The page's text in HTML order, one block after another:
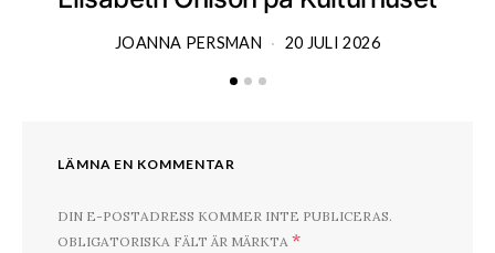
JOANNA PERSMAN 20 JULI 2026
LÄMNA EN KOMMENTAR
DIN E-POSTADRESS KOMMER INTE PUBLICERAS.
OBLIGATORISKA FÄLT ÄR MÄRKTA *